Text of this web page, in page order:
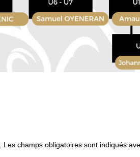
Les champs obligatoires sont indiqués